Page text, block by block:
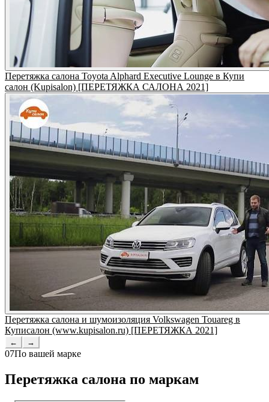
Перетяжка салона Toyota Alphard Executive Lounge в Купи
салон (Kupisalon) [ПЕРЕТЯЖКА САЛОНА 2021]
Перетяжка салона и шумоизоляция Volkswagen Touareg в
Куписалон (www.kupisalon.ru) [ПЕРЕТЯЖКА 2021]
← →
07По вашей марке
Перетяжка салона по маркам